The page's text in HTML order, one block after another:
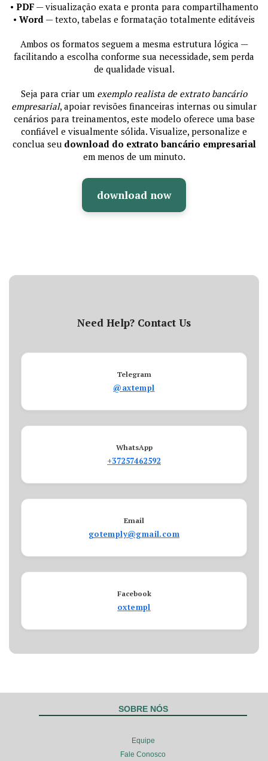
• PDF— visualização exata e pronta para compartilhamento
• Word — texto, tabelas e formatação totalmente editáveis
Ambos os formatos seguem a mesma estrutura lógica —
facilitando a escolha conforme sua necessidade, sem perda
de qualidade visual.
Seja para criar um exemplo realista de extrato bancário
empresarial, apoiar revisões financeiras internas ou simular
cenários para treinamentos, este modelo oferece uma base
confiável e visualmente sólida. Visualize, personalize e
conclua seu download do extrato bancário empresarial
em menos de um minuto.
download now
Need Help? Contact Us
Telegram
@axtempl
WhatsApp
+37257462592
Email
gotemply@gmail.com
Facebook
oxtempl
SOBRE NÓS
Equipe
Fale Conosco